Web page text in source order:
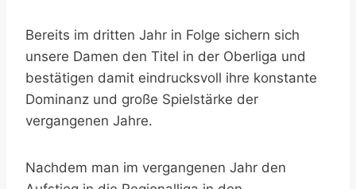
Bereits im dritten Jahr in Folge sichern sich
unsere Damen den Titel in der Oberliga und
bestätigen damit eindrucksvoll ihre konstante
Dominanz und große Spielstärke der
vergangenen Jahre.
Nachdem man im vergangenen Jahr den